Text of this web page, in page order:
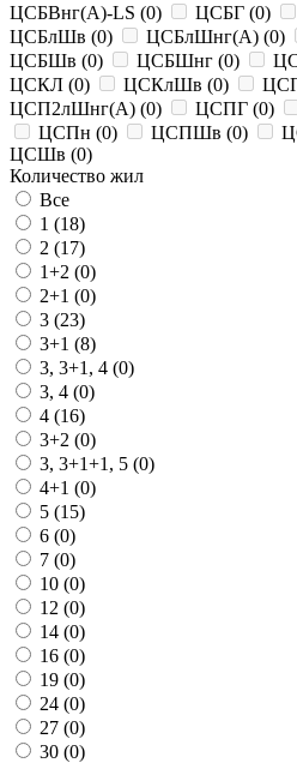
ЦСБВнг(A)-LS (0) ЦСБГ (0)
ЦСБлШв (0) ЦСБлШнг(A) (0)
ЦСБШв (0) ЦСБШнг (0)
ЦСКЛ (0) ЦСКлШв (0)
ЦСП2лШнг(A) (0) ЦСПГ (0)
ЦСПн (0) ЦСПШв (0)
ЦСШв (0)
Количество жил
Все
1 (18)
2 (17)
1+2 (0)
2+1 (0)
3 (23)
3+1 (8)
3, 3+1, 4 (0)
3, 4 (0)
4 (16)
3+2 (0)
3, 3+1+1, 5 (0)
4+1 (0)
5 (15)
6 (0)
7 (0)
10 (0)
12 (0)
14 (0)
16 (0)
19 (0)
24 (0)
27 (0)
30 (0)